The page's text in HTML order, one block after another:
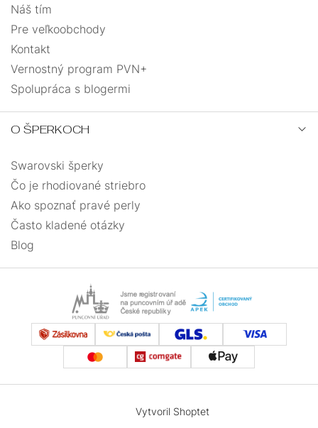
Náš tím
Pre veľkoobchody
Kontakt
Vernostný program PVN+
Spolupráca s blogermi
O ŠPERKOCH
Swarovski šperky
Čo je rhodiované striebro
Ako spoznať pravé perly
Často kladené otázky
Blog
Vytvoril Shoptet